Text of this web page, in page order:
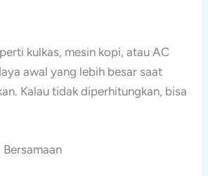
kulkas, mesin kopi, atau AC
awal yang lebih besar saat
Kalau tidak diperhitungkan, bisa